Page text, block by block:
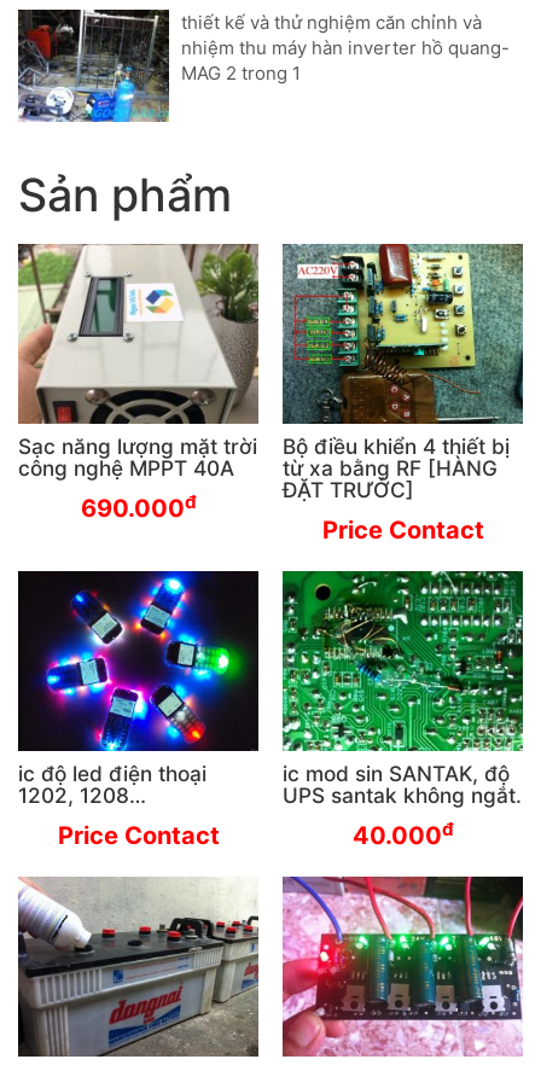
thiết kế và thử nghiệm căn chỉnh và
nhiệm thu máy hàn inverter hồ quang-
MAG 2 trong 1
Sản phẩm
Sạc năng lượng mặt trời
công nghệ MPPT 40A
690.000đ
Bộ điều khiển 4 thiết bị
từ xa bằng RF [HÀNG
ĐẶT TRƯỚC]
Price Contact
ic độ led điện thoại
1202, 1208…
Price Contact
ic mod sin SANTAK, độ
UPS santak không ngắt.
40.000đ